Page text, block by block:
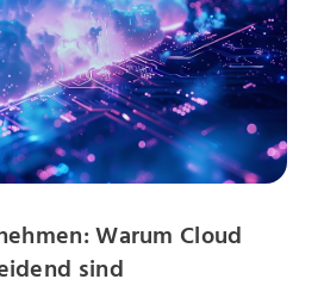
Warum Cloud
sind